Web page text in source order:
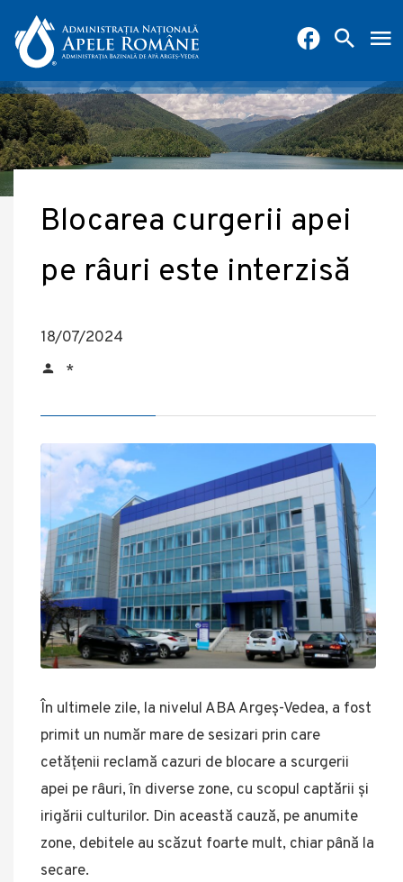
Blocarea curgerii apei
pe râuri este interzisă
18/07/2024
*
În ultimele zile, la nivelul ABA Argeș-Vedea, a fost
primit un număr mare de sesizari prin care
cetățenii reclamă cazuri de blocare a scurgerii
apei pe râuri, în diverse zone, cu scopul captării și
irigării culturilor. Din această cauză, pe anumite
zone, debitele au scăzut foarte mult, chiar până la
secare.